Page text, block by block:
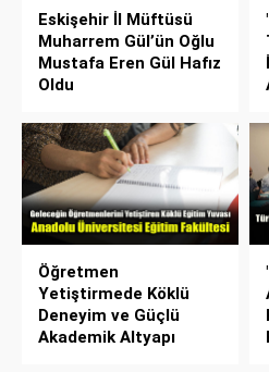
Eskişehir İl Müftüsü
Muharrem Gül’ün Oğlu
Mustafa Eren Gül Hafız
Oldu
Öğretmen
Yetiştirmede Köklü
Deneyim ve Güçlü
Akademik Altyapı